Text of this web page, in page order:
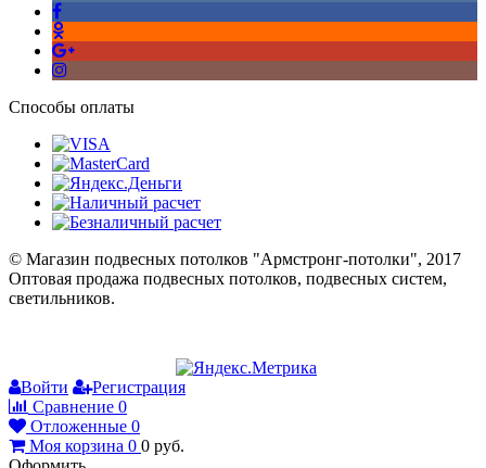
Способы оплаты
© Магазин подвесных потолков "Армстронг-потолки", 2017
Оптовая продажа подвесных потолков, подвесных систем,
светильников.
Войти
Регистрация
Сравнение 0
Отложенные 0
Моя корзина 0 0 руб.